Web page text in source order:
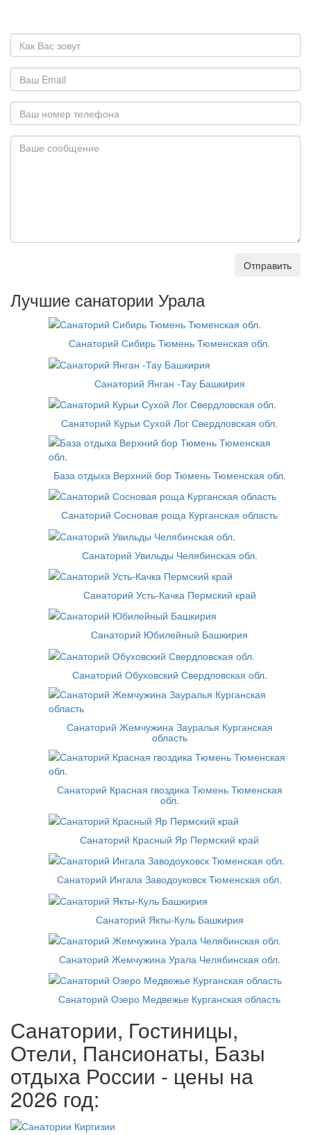
Отправить
Лучшие санатории Урала
Санаторий Сибирь Тюмень Тюменская обл.
Санаторий Янган -Тау Башкирия
Санаторий Курьи Сухой Лог Свердловская обл.
База отдыха Верхний бор Тюмень Тюменская обл.
Санаторий Сосновая роща Курганская область
Санаторий Увильды Челябинская обл.
Санаторий Усть-Качка Пермский край
Санаторий Юбилейный Башкирия
Санаторий Обуховский Свердловская обл.
Санаторий Жемчужина Зауралья Курганская
область
Санаторий Красная гвоздика Тюмень Тюменская
обл.
Санаторий Красный Яр Пермский край
Санаторий Ингала Заводоуковск Тюменская обл.
Санаторий Якты-Куль Башкирия
Санаторий Жемчужина Урала Челябинская обл.
Санаторий Озеро Медвежье Курганская область
Санатории, Гостиницы,
Отели, Пансионаты, Базы
отдыха России - цены на
2026 год: